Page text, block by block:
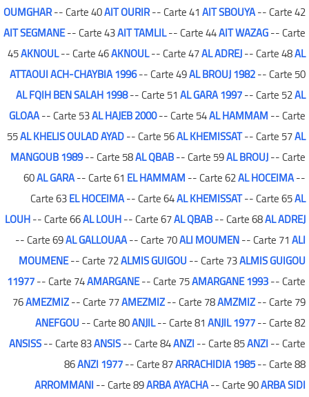
OUMGHAR-- Carte 40AIT OURIR-- Carte 41AIT SBOUYA-- Carte 42
AIT SEGMANE-- Carte 43AIT TAMLIL-- Carte 44AIT WAZAG-- Carte
45AKNOUL-- Carte 46AKNOUL-- Carte 47AL ADREJ-- Carte 48AL
ATTAOUI ACH-CHAYBIA 1996-- Carte 49AL BROUJ 1982-- Carte 50
AL FQIH BEN SALAH 1998-- Carte 51AL GARA 1997-- Carte 52AL
GLOAA-- Carte 53AL HAJEB 2000-- Carte 54AL HAMMAM-- Carte
55AL KHELIS OULAD AYAD-- Carte 56AL KHEMISSAT-- Carte 57AL
MANGOUB 1989-- Carte 58AL QBAB-- Carte 59AL BROUJ-- Carte
60AL GARA-- Carte 61 EL HAMMAM-- Carte 62AL HOCEIMA--
Carte 63EL HOCEIMA-- Carte 64AL KHEMISSAT-- Carte 65AL
LOUH-- Carte 66AL LOUH-- Carte 67AL QBAB-- Carte 68AL ADREJ
-- Carte 69AL GALLOUAA-- Carte 70ALI MOUMEN-- Carte 71ALI
MOUMENE-- Carte 72ALMIS GUIGOU-- Carte 73ALMIS GUIGOU
11977-- Carte 74AMARGANE-- Carte 75AMARGANE 1993-- Carte
76AMEZMIZ-- Carte 77AMEZMIZ-- Carte 78AMZMIZ-- Carte 79
ANEFGOU-- Carte 80ANJIL-- Carte 81ANJIL 1977-- Carte 82
ANSISS-- Carte 83ANSIS-- Carte 84ANZI-- Carte 85ANZI-- Carte
86ANZI 1977-- Carte 87ARRACHIDIA 1985-- Carte 88
ARROMMANI-- Carte 89ARBA AYACHA-- Carte 90ARBA SIDI